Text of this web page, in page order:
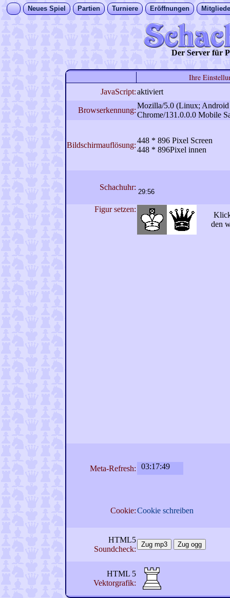
Neues Spiel Partien Turniere Eröffnungen
Der Server für
Ihre
JavaScript:aktiviert
Browserkennung:
Mozilla/5.0 (Linux;
Chrome/131.0.0.0 Mobile
Bildschirmauflösung:
448 * 896 Pixel Screen
448 * 896Pixel innen
Schachuhr:
Figur setzen:
den
Meta-Refresh:
Cookie:Cookie schreiben
HTML5
Soundcheck:
Zug mp3 Zug ogg
HTML 5
Vektorgrafik: